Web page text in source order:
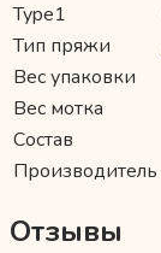
Type1
Тип пряжи
Вес упаковки
Вес мотка
Состав
Производитель
Отзывы